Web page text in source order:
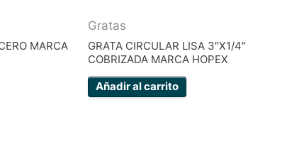
MARCA
Gratas
GRATA CIRCULAR LISA 3″X1/4″
COBRIZADA MARCA HOPEX
Añadir al carrito